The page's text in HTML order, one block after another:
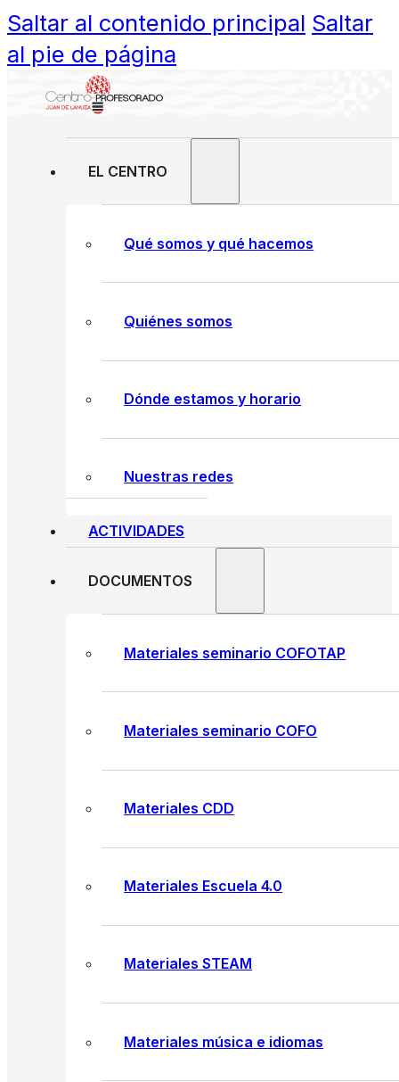
Saltar al contenido principal Saltar
al pie de página
EL CENTRO
Qué somos y qué hacemos
Quiénes somos
Dónde estamos y horario
Nuestras redes
ACTIVIDADES
DOCUMENTOS
Materiales seminario COFOTAP
Materiales seminario COFO
Materiales CDD
Materiales Escuela 4.0
Materiales STEAM
Materiales música e idiomas